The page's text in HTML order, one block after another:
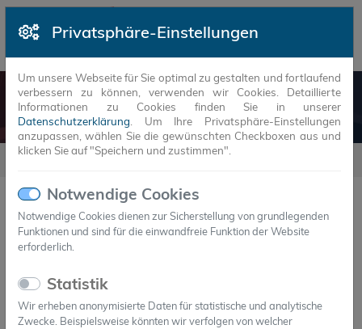
Privatsphäre-Einstellungen
Um unsere Webseite für Sie optimal zu gestalten und fortlaufend
verbessern zu können, verwenden wir Cookies. Detaillierte
Informationen zu Cookies finden Sie in unserer
Datenschutzerklärung . Um Ihre Privatsphäre-Einstellungen
anzupassen, wählen Sie die gewünschten Checkboxen aus und
klicken Sie auf "Speichern und zustimmen".
Notwendige Cookies
Notwendige Cookies dienen zur Sicherstellung von grundlegenden
Funktionen und sind für die einwandfreie Funktion der Website
erforderlich.
Statistik
Wir erheben anonymisierte Daten für statistische und analytische
Zwecke. Beispielsweise könnten wir verfolgen von welcher
KONTAKT
Unternehmen
Kontaktieren Sie uns